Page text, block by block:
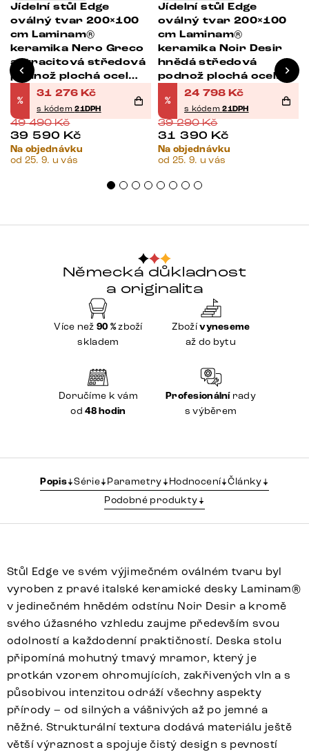
Jídelní stůl Edge
oválný tvar 200×100
cm Laminam®
keramika Nero Greco
antracitová středová
podnož plochá ocel
černá
%
31 276 Kč
s kódem21DPH
49 490Kč
39 590 Kč
Na objednávku
od 25. 9. u vás
Jídelní stůl Edge
oválný tvar 200×100
cm Laminam®
keramika Noir Desir
hnědá středová
podnož plochá ocel
černá
%
24 798 Kč
s kódem21DPH
39 290Kč
31 390 Kč
Na objednávku
od 25. 9. u vás
Německá důkladnost
a originalita
Více než 90 %zboží
skladem
Zbožívyneseme
až do bytu
Doručíme k vám
od48 hodin
Profesionálnírady
s výběrem
Popis Série Parametry Hodnocení Články
Podobné produkty
Stůl Edge ve svém výjimečném oválném tvaru byl
vyroben z pravé italské keramické desky Laminam®
v jedinečném hnědém odstínu Noir Desir a kromě
svého úžasného vzhledu zaujme především svou
odolností a každodenní praktičností. Deska stolu
připomíná mohutný tmavý mramor, který je
protkán vzorem ohromujících, zakřivených vln a s
působivou intenzitou odráží všechny aspekty
přírody – od silných a vášnivých až po jemné a
něžné. Strukturální textura dodává materiálu ještě
větší výraznost a spojuje čistý design s pevností